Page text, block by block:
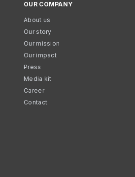
OUR COMPANY
About us
Our story
Our mission
Our impact
Press
Media kit
Career
Contact